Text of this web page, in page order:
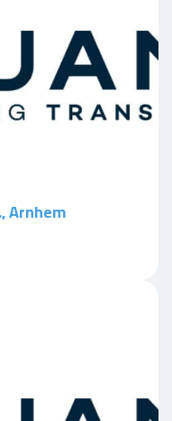
Arnhem